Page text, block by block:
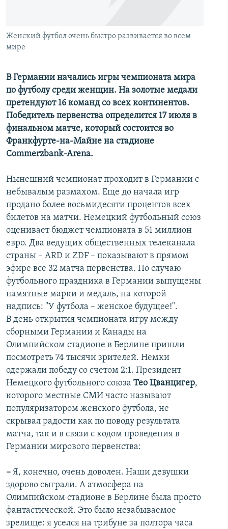
İZ - MƏDƏNIYYƏT PROQRAMI
PEŞƏ ETIKASI VƏ JURNALISTIKA STANDARTLARIMIZ
MATERIALLARIMIZDAN ISTIFADƏ
BIZIMLƏ ƏLAQƏ
XƏBƏR BÜLLETENLƏRIMIZ
Женский футбол очень быстро развивается во всем
мире
В Германии начались игры чемпионата мира
по футболу среди женщин. На золотые медали
претендуют 16 команд со всех континентов.
Победитель первенства определится 17 июля в
финальном матче, который состоится во
Франкфурте-на-Майне на стадионе
Commerzbank-Arena.
Нынешний чемпионат проходит в Германии с
небывалым размахом. Еще до начала игр
продано более восьмидесяти процентов всех
билетов на матчи. Немецкий футбольный союз
оценивает бюджет чемпионата в 51 миллион
евро. Два ведущих общественных телеканала
страны – ARD и ZDF – показывают в прямом
эфире все 32 матча первенства. По случаю
футбольного праздника в Германии выпущены
памятные марки и медаль, на которой
надпись: "У футбола – женское будущее!".
В день открытия чемпионата игру между
сборными Германии и Канады на
Олимпийском стадионе в Берлине пришли
посмотреть 74 тысячи зрителей. Немки
одержали победу со счетом 2:1. Президент
Немецкого футбольного союза Тео Цванцигер,
которого местные СМИ часто называют
популяризатором женского футбола, не
скрывал радости как по поводу результата
матча, так и в связи с ходом проведения в
Германии мирового первенства:
– Я, конечно, очень доволен. Наши девушки
здорово сыграли. А атмосфера на
Олимпийском стадионе в Берлине была просто
фантастической. Это было незабываемое
зрелище: я уселся на трибуне за полтора часа